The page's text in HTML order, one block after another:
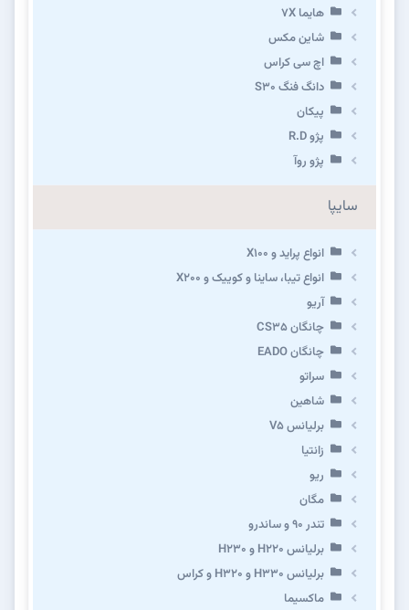
هایما 7X
شاین مکس
اچ سی کراس
دانگ فنگ S30
پیکان
پژو R.D
پژو روآ
سایپا
انواع پراید و X100
انواع تیبا، ساینا و کوییک و X200
آریو
چانگان CS35
چانگان EADO
سراتو
شاهین
برلیانس V5
زانتیا
ریو
مگان
تندر ۹۰ و ساندرو
برلیانس H220 و H230
برلیانس H330 و H320 و کراس
ماکسیما